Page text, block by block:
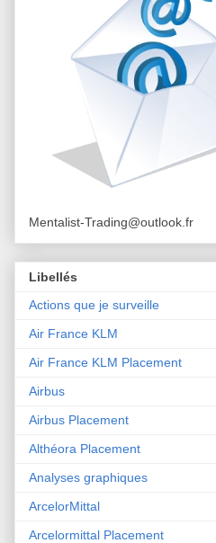
Mentalist-Trading@outlook.fr
Libellés
Actions que je surveille
Air France KLM
Air France KLM Placement
Airbus
Airbus Placement
Althéora Placement
Analyses graphiques
ArcelorMittal
Arcelormittal Placement